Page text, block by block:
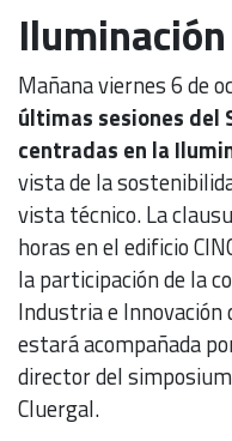
Mañana viernes 6 de
últimas sesiones del
centradas en la
vista de la
vista técnico. La
horas en el edificio
la participación de la
Industria e Innovación
estará acompañada
director del
Cluergal.